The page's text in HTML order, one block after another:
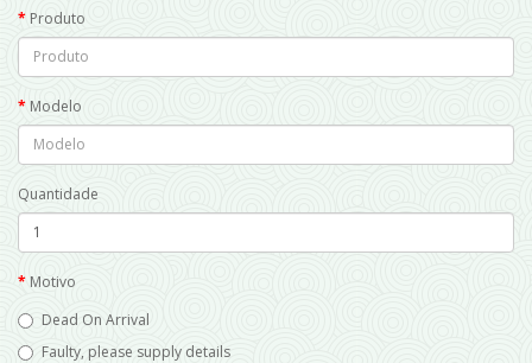
Produto
Modelo
Quantidade
Motivo
Dead On Arrival
Faulty, please supply details